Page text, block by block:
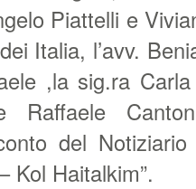
Piattelli e
Italia, l’avv.
,la sig.ra
Raffaele
del
Kol Haitalkim”.